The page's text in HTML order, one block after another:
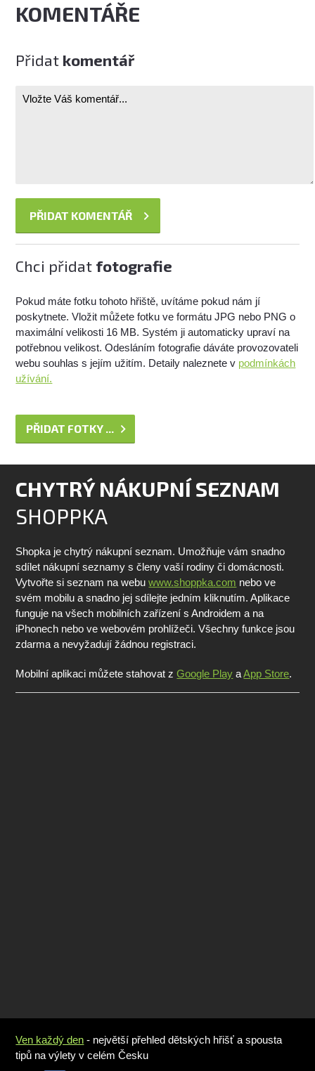
KOMENTÁŘE
Přidat komentář
Chci přidat fotografie
Pokud máte fotku tohoto hřiště, uvítáme pokud nám jí
poskytnete. Vložit můžete fotku ve formátu JPG nebo PNG o
maximální velikosti 16 MB. Systém ji automaticky upraví na
potřebnou velikost. Odesláním fotografie dáváte provozovateli
webu souhlas s jejím užitím. Detaily naleznete v podmínkách
užívání.
PŘIDAT FOTKY ...
CHYTRÝ NÁKUPNÍ SEZNAM
SHOPPKA
Shopka je chytrý nákupní seznam. Umožňuje vám snadno
sdílet nákupní seznamy s členy vaší rodiny či domácnosti.
Vytvořte si seznam na webuwww.shoppka.com nebo ve
svém mobilu a snadno jej sdílejte jedním kliknutím. Aplikace
funguje na všech mobilních zařízení s Androidem a na
iPhonech nebo ve webovém prohlížeči. Všechny funkce jsou
zdarma a nevyžadují žádnou registraci.
Mobilní aplikaci můžete stahovat zGoogle Play aApp Store.
Ven každý den - největší přehled dětských hřišť a spousta
tipů na výlety v celém Česku